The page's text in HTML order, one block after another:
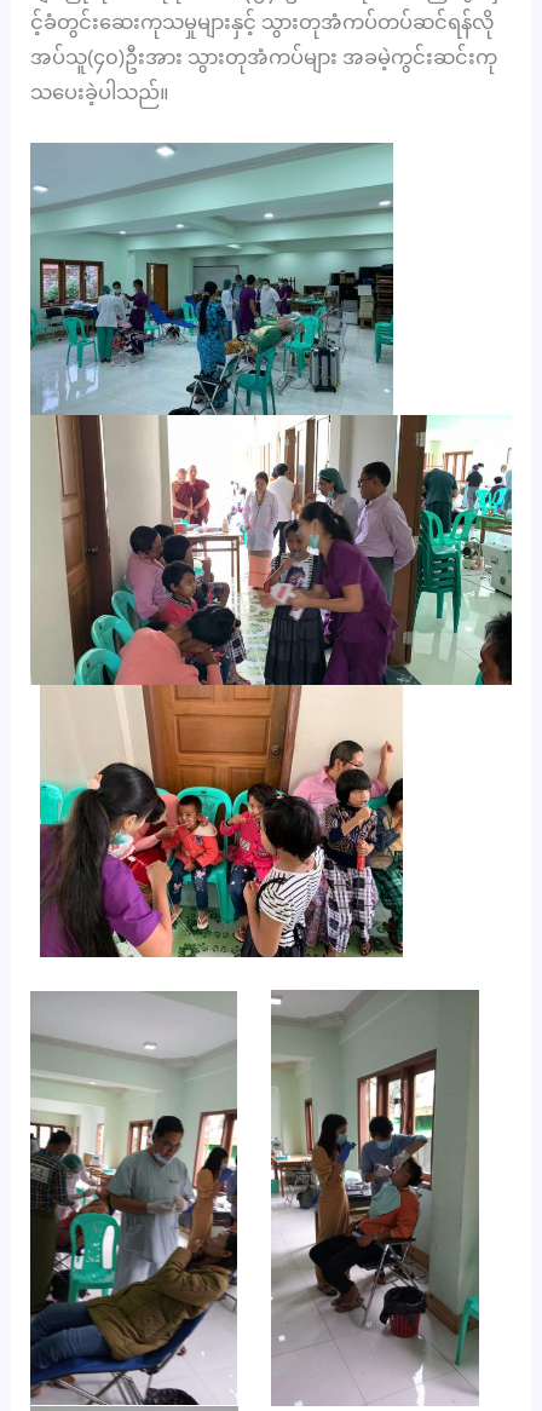
င့်ခံတွင်းဆေးကုသမှုများနှင့် သွားတုအံကပ်တပ်ဆင်ရန်လို
အပ်သူ(၄၀)ဦးအား သွားတုအံကပ်များ အခမဲ့ကွင်းဆင်းကု
သပေးခဲ့ပါသည်။